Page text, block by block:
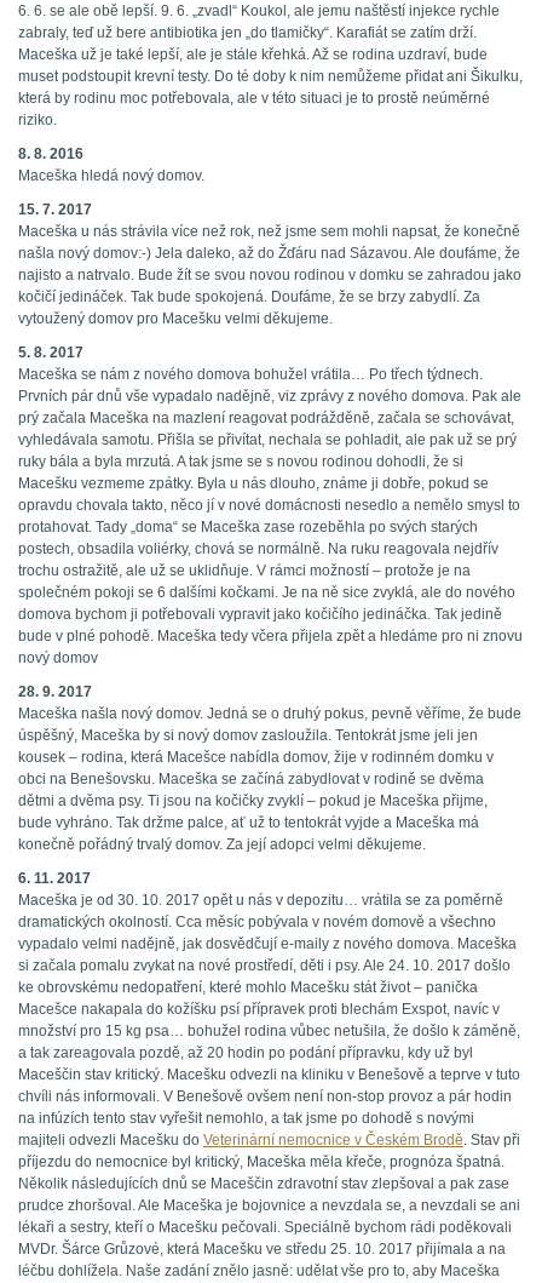
6. 6. se ale obě lepší. 9. 6. „zvadl“ Koukol, ale jemu naštěstí injekce rychle
zabraly, teď už bere antibiotika jen „do tlamičky“. Karafiát se zatím drží.
Maceška už je také lepší, ale je stále křehká. Až se rodina uzdraví, bude
muset podstoupit krevní testy. Do té doby k nim nemůžeme přidat ani Šikulku,
která by rodinu moc potřebovala, ale v této situaci je to prostě neúměrné
riziko.
8. 8. 2016
Maceška hledá nový domov.
15. 7. 2017
Maceška u nás strávila více než rok, než jsme sem mohli napsat, že konečně
našla nový domov:-) Jela daleko, až do Žďáru nad Sázavou. Ale doufáme, že
najisto a natrvalo. Bude žít se svou novou rodinou v domku se zahradou jako
kočičí jedináček. Tak bude spokojená. Doufáme, že se brzy zabydlí. Za
vytoužený domov pro Macešku velmi děkujeme.
5. 8. 2017
Maceška se nám z nového domova bohužel vrátila… Po třech týdnech.
Prvních pár dnů vše vypadalo nadějně, viz zprávy z nového domova. Pak ale
prý začala Maceška na mazlení reagovat podrážděně, začala se schovávat,
vyhledávala samotu. Přišla se přivítat, nechala se pohladit, ale pak už se prý
ruky bála a byla mrzutá. A tak jsme se s novou rodinou dohodli, že si
Macešku vezmeme zpátky. Byla u nás dlouho, známe ji dobře, pokud se
opravdu chovala takto, něco jí v nové domácnosti nesedlo a nemělo smysl to
protahovat. Tady „doma“ se Maceška zase rozeběhla po svých starých
postech, obsadila voliérky, chová se normálně. Na ruku reagovala nejdřív
trochu ostražitě, ale už se uklidňuje. V rámci možností – protože je na
společném pokoji se 6 dalšími kočkami. Je na ně sice zvyklá, ale do nového
domova bychom ji potřebovali vypravit jako kočičího jedináčka. Tak jedině
bude v plné pohodě. Maceška tedy včera přijela zpět a hledáme pro ni znovu
nový domov
28. 9. 2017
Maceška našla nový domov. Jedná se o druhý pokus, pevně věříme, že bude
úspěšný, Maceška by si nový domov zasloužila. Tentokrát jsme jeli jen
kousek – rodina, která Macešce nabídla domov, žije v rodinném domku v
obci na Benešovsku. Maceška se začíná zabydlovat v rodině se dvěma
dětmi a dvěma psy. Ti jsou na kočičky zvyklí – pokud je Maceška přijme,
bude vyhráno. Tak držme palce, ať už to tentokrát vyjde a Maceška má
konečně pořádný trvalý domov. Za její adopci velmi děkujeme.
6. 11. 2017
Maceška je od 30. 10. 2017 opět u nás v depozitu… vrátila se za poměrně
dramatických okolností. Cca měsíc pobývala v novém domově a všechno
vypadalo velmi nadějně, jak dosvědčují e-maily z nového domova. Maceška
si začala pomalu zvykat na nové prostředí, děti i psy. Ale 24. 10. 2017 došlo
ke obrovskému nedopatření, které mohlo Macešku stát život – panička
Macešce nakapala do kožíšku psí přípravek proti blechám Exspot, navíc v
množství pro 15 kg psa… bohužel rodina vůbec netušila, že došlo k záměně,
a tak zareagovala pozdě, až 20 hodin po podání přípravku, kdy už byl
Maceščin stav kritický. Macešku odvezli na kliniku v Benešově a teprve v tuto
chvíli nás informovali. V Benešově ovšem není non-stop provoz a pár hodin
na infúzích tento stav vyřešit nemohlo, a tak jsme po dohodě s novými
majiteli odvezli Macešku do Veterinární nemocnice v Českém Brodě. Stav při
příjezdu do nemocnice byl kritický, Maceška měla křeče, prognóza špatná.
Několik následujících dnů se Maceščin zdravotní stav zlepšoval a pak zase
prudce zhoršoval. Ale Maceška je bojovnice a nevzdala se, a nevzdali se ani
lékaři a sestry, kteří o Macešku pečovali. Speciálně bychom rádi poděkovali
MVDr. Šárce Grůzové, která Macešku ve středu 25. 10. 2017 přijímala a na
léčbu dohlížela. Naše zadání znělo jasně: udělat vše pro to, aby Maceška